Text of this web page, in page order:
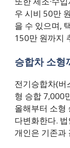
우 시비 50만
을 수 있으며,
150만 원까지
승합차 소형
전기승합차(버
형 승합 7,000
올해부터 소형
다변화한다.
개인은 기존과